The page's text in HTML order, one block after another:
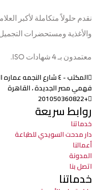
نقدم حلولاً متكاملة لأكبر
والأغذية ومستحضرات
معتمدون بـ 4 شهادات ISO.
المكتب - ٤ شارع
فهمي مصر الجديدة ، القاهرة
+201050360822
روابط سريعة
خدماتنا
دار مدحت السويدي للطباعة
أعمالنا
المدونة
اتصل بنا
خدماتنا